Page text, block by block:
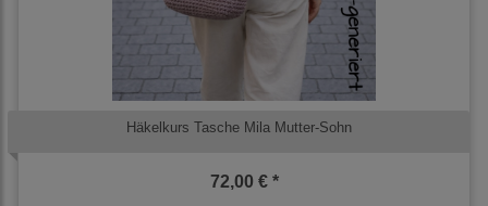
Häkelkurs Tasche Mila Mutter-Sohn
72,00 € *